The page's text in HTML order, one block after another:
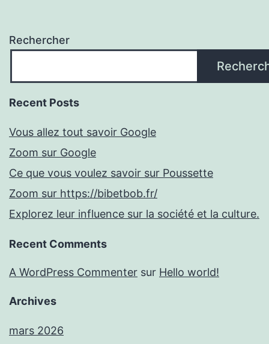
Rechercher
Recent Posts
Vous allez tout savoir Google
Zoom sur Google
Ce que vous voulez savoir sur Poussette
Zoom sur https://bibetbob.fr/
Explorez leur influence sur la société et la culture.
Recent Comments
A WordPress Commenter sur Hello world!
Archives
mars 2026